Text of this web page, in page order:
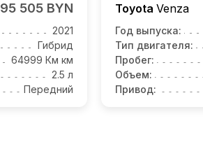
95 505 BYN
2021
Гибрид
64999 Км км
2.5 л
Передний
Toyota Venza
Год выпуска:
Тип двигателя:
Пробег:
Объем:
Привод: